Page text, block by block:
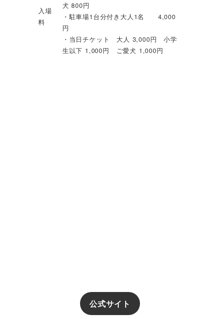
入場
料
犬 800円
・駐車場1台分付き大人1名 4,000
円
・当日チケット 大人 3,000円 小学
生以下 1,000円 ご愛犬 1,000円
公式サイト